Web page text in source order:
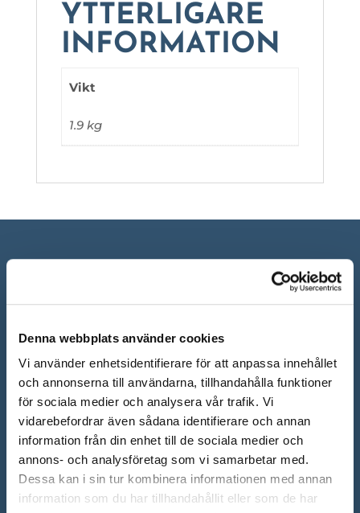
Denna webbplats använder cookies
Vi använder enhetsidentifierare för att anpassa innehållet
och annonserna till användarna, tillhandahålla funktioner
för sociala medier och analysera vår trafik. Vi
vidarebefordrar även sådana identifierare och annan
information från din enhet till de sociala medier och
annons- och analysföretag som vi samarbetar med.
Dessa kan i sin tur kombinera informationen med annan
information som du har tillhandahållit eller som de har
YTTERLIGARE
INFORMATION
Vikt
1.9 kg
ÖPPETTIDER SHOWROOM
Mån-Fre: 10.00 – 18.00
Lör: 10.00 – 13.00
Sön: Stängt